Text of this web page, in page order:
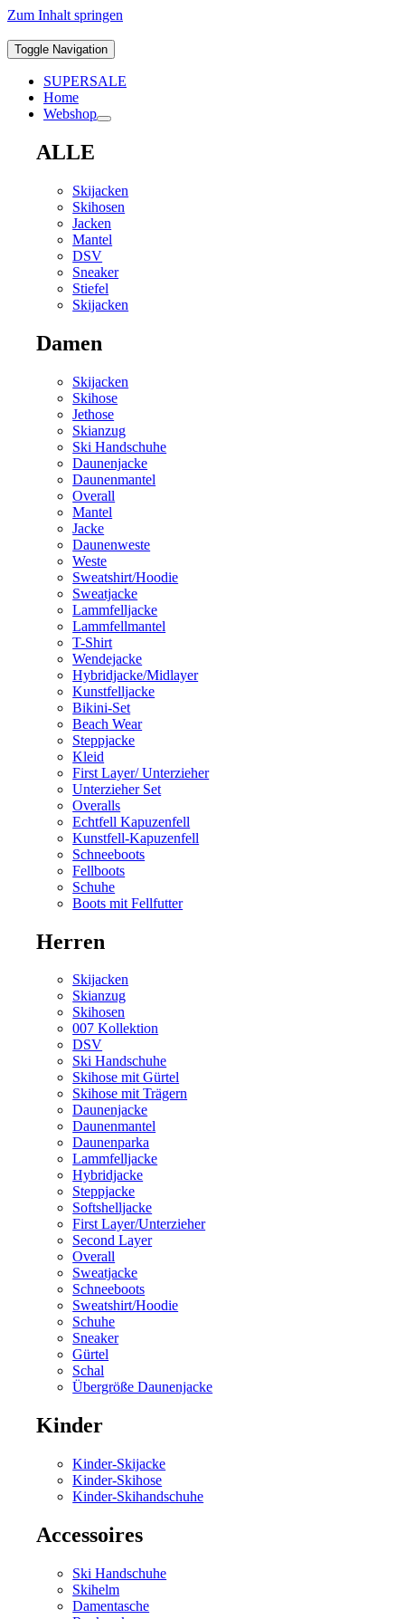
Zum Inhalt springen
Toggle Navigation
SUPERSALE
Home
Webshop
ALLE
Skijacken
Skihosen
Jacken
Mantel
DSV
Sneaker
Stiefel
Skijacken
Damen
Skijacken
Skihose
Jethose
Skianzug
Ski Handschuhe
Daunenjacke
Daunenmantel
Overall
Mantel
Jacke
Daunenweste
Weste
Sweatshirt/Hoodie
Sweatjacke
Lammfelljacke
Lammfellmantel
T-Shirt
Wendejacke
Hybridjacke/Midlayer
Kunstfelljacke
Bikini-Set
Beach Wear
Steppjacke
Kleid
First Layer/ Unterzieher
Unterzieher Set
Overalls
Echtfell Kapuzenfell
Kunstfell-Kapuzenfell
Schneeboots
Fellboots
Schuhe
Boots mit Fellfutter
Herren
Skijacken
Skianzug
Skihosen
007 Kollektion
DSV
Ski Handschuhe
Skihose mit Gürtel
Skihose mit Trägern
Daunenjacke
Daunenmantel
Daunenparka
Lammfelljacke
Hybridjacke
Steppjacke
Softshelljacke
First Layer/Unterzieher
Second Layer
Overall
Sweatjacke
Schneeboots
Sweatshirt/Hoodie
Schuhe
Sneaker
Gürtel
Schal
Übergröße Daunenjacke
Kinder
Kinder-Skijacke
Kinder-Skihose
Kinder-Skihandschuhe
Accessoires
Ski Handschuhe
Skihelm
Damentasche